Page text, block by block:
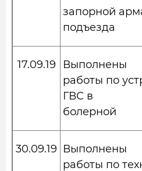
запорной
подъезда
17.09.19
Выполнены
работы по
ГВС в
болерной
30.09.19 Выполнены
работы по